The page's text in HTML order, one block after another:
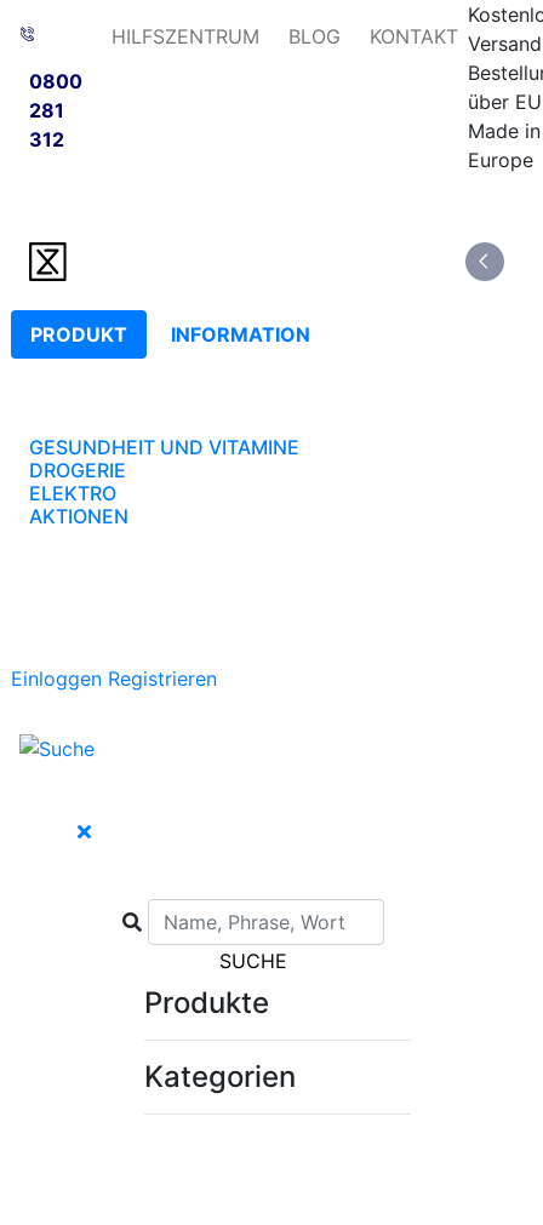
0800
281
312
HILFSZENTRUM BLOG KONTAKT
über
Made in
Europe
PRODUKT INFORMATION
GESUNDHEIT UND VITAMINE
DROGERIE
ELEKTRO
AKTIONEN
Einloggen Registrieren
SUCHE
Produkte
Kategorien